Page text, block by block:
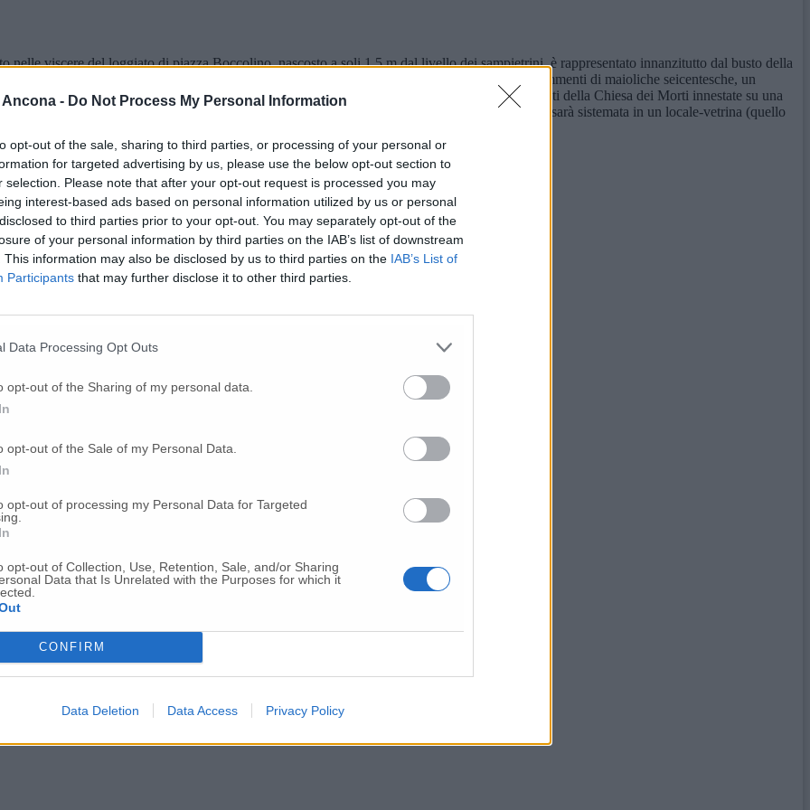
- Do Not Process My Personal Information
opt-out of the sale, sharing to third parties, or processing of your personal or
for targeted advertising by us, please use the below opt-out section to
selection. Please note that after your opt-out request is processed you may
interest-based ads based on personal information utilized by us or personal
to third parties prior to your opt-out. You may separately opt-out of the
of your personal information by third parties on the IAB’s list of downstream
This information may also be disclosed by us to third parties on the IAB’s List of
Participants that may further disclose it to other third parties.
Data Processing Opt Outs
opt-out of the Sharing of my personal data.
opt-out of the Sale of my Personal Data.
opt-out of processing my Personal Data for Targeted
opt-out of Collection, Use, Retention, Sale, and/or Sharing
Data that Is Unrelated with the Purposes for which it
CONFIRM
Data Deletion Data Access Privacy Policy
nelle viscere del loggiato di piazza Boccolino, nascosto a soli 1,5 m dal livello dei sampietrini, è rappresentato innanzitutto dal busto della
acquasantiera nella chiesa romanica del VI-VII secolo d.C,. Poi sono riemersi dagli scavi frammenti di maioliche seicentesche, un
porticato più antico di palazzo comunale, alle grandi arcate sotto la torre civica, e poi alle pareti della Chiesa dei Morti innestate su una
e forniscono anche indicazioni sulla città romana. La statua di Plotina, al termine dei lavori, sarà sistemata in un locale-vetrina (quello
i lavori
Per poter lasciare o votare un commento devi essere registrato.
Effettua l'accesso